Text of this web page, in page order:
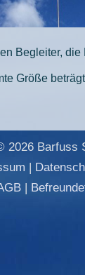
Begleiter,
Größe beträgt
2026 Barfuss
|
|